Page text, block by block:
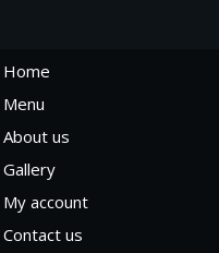
Home
Menu
About us
Gallery
My account
Contact us